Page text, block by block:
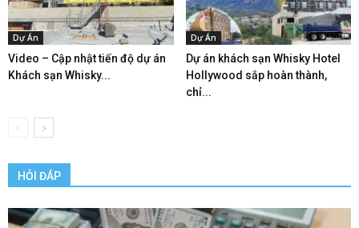
Dự Án
Video – Cập nhật tiến độ dự án
Khách sạn Whisky...
Dự Án
Dự án khách sạn Whisky Hotel
Hollywood sắp hoàn thành,
chỉ...
HỎI ĐÁP